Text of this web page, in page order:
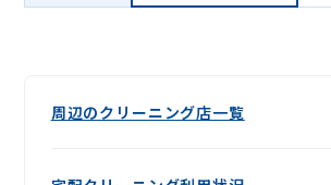
周辺のクリーニング店一覧